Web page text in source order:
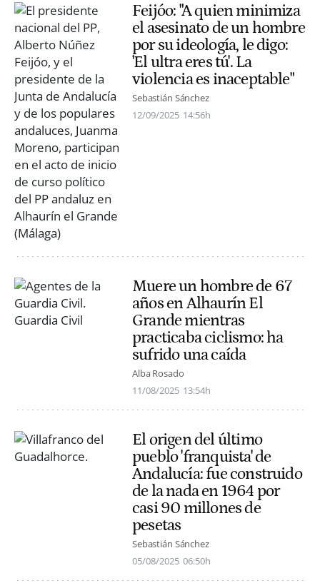
Feijóo: "A quien minimiza
el asesinato de un hombre
por su ideología, le digo:
'El ultra eres tú'. La
violencia es inaceptable"
Sebastián Sánchez
12/09/2025 14:56h
Muere un hombre de 67
años en Alhaurín El
Grande mientras
practicaba ciclismo: ha
sufrido una caída
Alba Rosado
11/08/2025 13:54h
El origen del último
pueblo 'franquista' de
Andalucía: fue construido
de la nada en 1964 por
casi 90 millones de
pesetas
Sebastián Sánchez
05/08/2025 06:50h